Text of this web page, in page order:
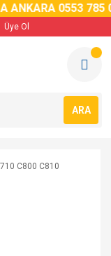
0553 785 02
Üye Ol
ARA